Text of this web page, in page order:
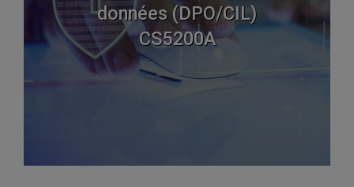
données (DPO/CIL)
CS5200A